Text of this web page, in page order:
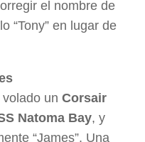
el nombre de
“Tony” en lugar de
volado un Corsair
Natoma Bay, y
“James”. Una